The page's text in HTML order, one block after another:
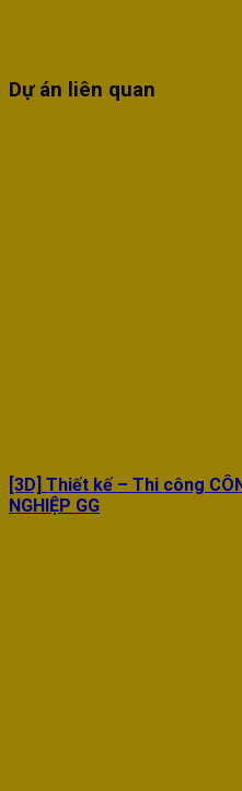
Dự án liên quan
[3D] Thiết kế – Thi công
NGHIỆP GG